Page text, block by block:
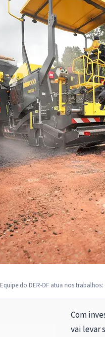
Equipe do DER-DF atua nos
Com
vai levar